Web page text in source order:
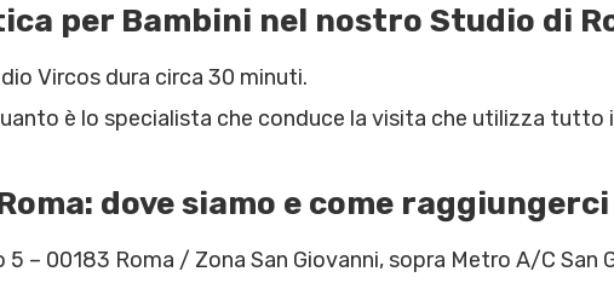
per Bambini nel nostro Studio di
Vircos dura circa 30 minuti.
è lo specialista che conduce la visita che utilizza
dove siamo e come raggiungerci
– 00183 Roma / Zona San Giovanni, sopra Metro A/C San